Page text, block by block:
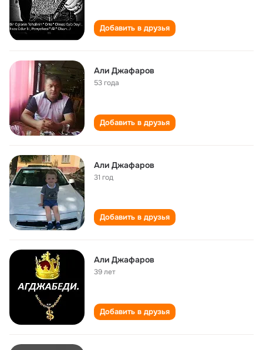
Добавить в друзья
Али Джафаров
53 года
Добавить в друзья
Али Джафаров
31 год
Добавить в друзья
Али Джафаров
39 лет
Добавить в друзья